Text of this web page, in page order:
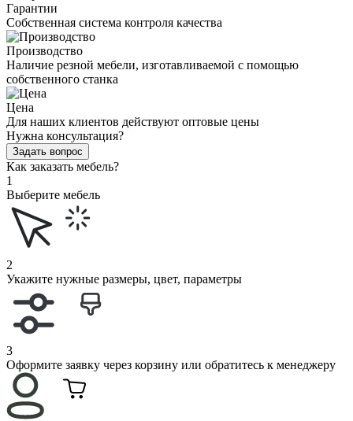
Гарантии
Собственная система контроля качества
Производство
Наличие резной мебели, изготавливаемой с помощью
собственного станка
Цена
Для наших клиентов действуют оптовые цены
Нужна консультация?
Задать вопрос
Как заказать мебель?
1
Выберите мебель
2
Укажите нужные размеры, цвет, параметры
3
Оформите заявку через корзину или обратитесь к менеджеру